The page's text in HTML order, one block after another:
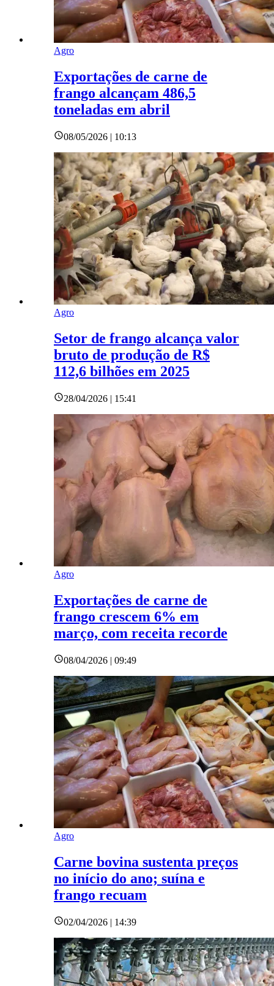
Agro
Exportações de carne de
frango alcançam 486,5
toneladas em abril
08/05/2026 | 10:13
Agro
Setor de frango alcança valor
bruto de produção de R$
112,6 bilhões em 2025
28/04/2026 | 15:41
Agro
Exportações de carne de
frango crescem 6% em
março, com receita recorde
08/04/2026 | 09:49
Agro
Carne bovina sustenta preços
no início do ano; suína e
frango recuam
02/04/2026 | 14:39